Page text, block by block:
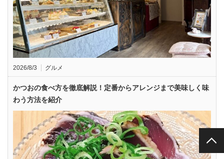
2026/8/3 グルメ
かつおの食べ方を徹底解説！定番からアレンジまで美味しく味
わう方法を紹介
PAGE TOP